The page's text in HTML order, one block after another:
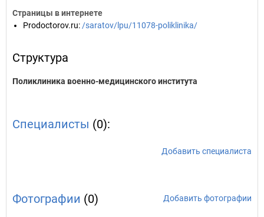
Страницы в интернете
Prodoctorov.ru: /saratov/lpu/11078-poliklinika/
Структура
Поликлиника военно-медицинского института
Специалисты (0):
Добавить специалиста
Фотографии (0) Добавить фотографии